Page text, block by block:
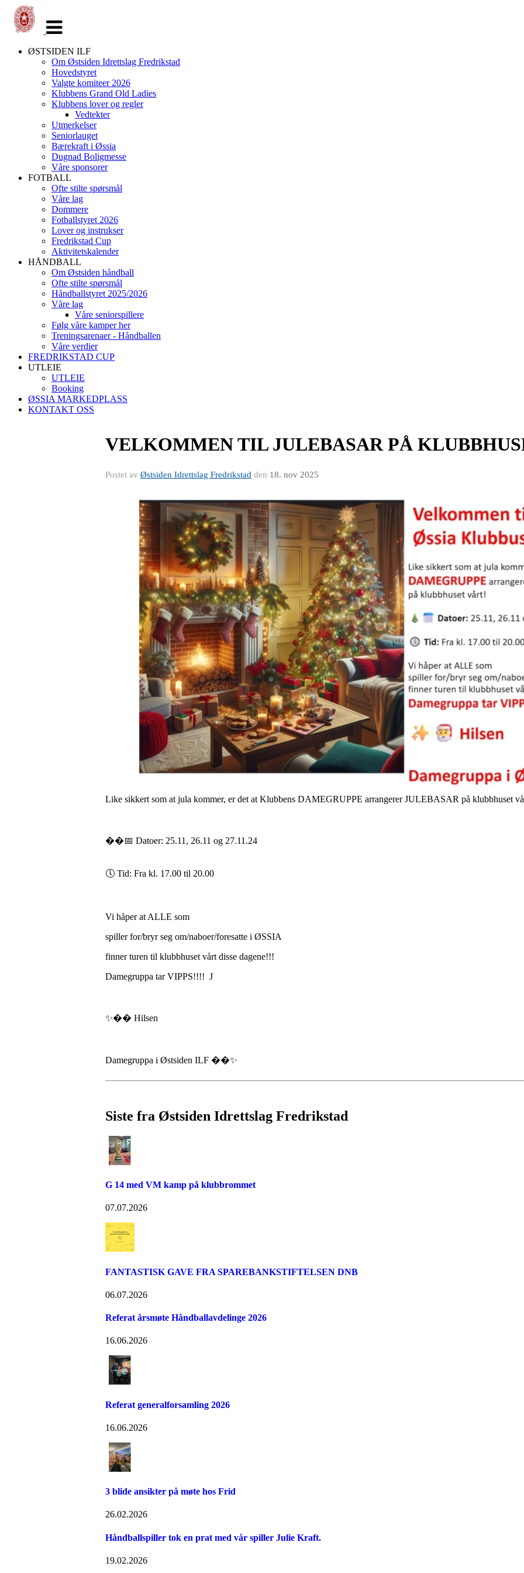
navigasjon
ØSTSIDEN ILF
Om Østsiden Idrettslag Fredrikstad
Hovedstyret
Valgte komiteer 2026
Klubbens Grand Old Ladies
Klubbens lover og regler
Vedtekter
Utmerkelser
Seniorlauget
Bærekraft i Øssia
Dugnad Boligmesse
Våre sponsorer
FOTBALL
Ofte stilte spørsmål
Våre lag
Dommere
Fotballstyret 2026
Lover og instrukser
Fredrikstad Cup
Aktivitetskalender
HÅNDBALL
Om Østsiden håndball
Ofte stilte spørsmål
Håndballstyret 2025/2026
Våre lag
Våre seniorspillere
Følg våre kamper her
Treningsarenaer - Håndballen
Våre verdier
FREDRIKSTAD CUP
UTLEIE
UTLEIE
Booking
ØSSIA MARKEDPLASS
KONTAKT OSS
VELKOMMEN TIL JULEBASAR PÅ
Postet av Østsiden Idrettslag Fredrikstad den 18. nov 2025
Like sikkert som at jula kommer, er det at Klubbens DAMEGRUPPE arrangerer JULEBASAR på klubbhuset
��📅 Datoer: 25.11, 26.11 og 27.11.24
🕔 Tid: Fra kl. 17.00 til 20.00
Vi håper at ALLE som
spiller for/bryr seg om/naboer/foresatte i ØSSIA
finner turen til klubbhuset vårt disse dagene!!!
Damegruppa tar VIPPS!!!! J
✨�� Hilsen
Damegruppa i Østsiden ILF ��✨
Siste fra Østsiden Idrettslag Fredrikstad
G 14 med VM kamp på klubbrommet
07.07.2026
FANTASTISK GAVE FRA SPAREBANKSTIFTELSEN DNB
06.07.2026
Referat årsmøte Håndballavdelinge 2026
16.06.2026
Referat generalforsamling 2026
16.06.2026
3 blide ansikter på møte hos Frid
26.02.2026
Håndballspiller tok en prat med vår spiller Julie Kraft.
19.02.2026